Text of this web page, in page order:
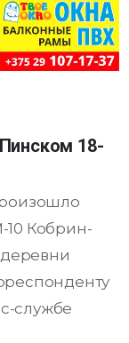
18-
10 Кобрин-
службе